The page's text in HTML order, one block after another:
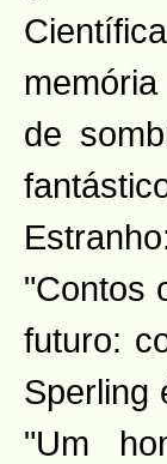
de
"Contos
futuro:
Sperling
"Um